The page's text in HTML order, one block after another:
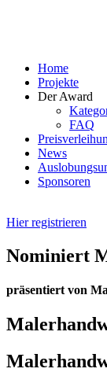
Home
Projekte
Der Award
FAQ
News
Sponsoren
Hier registrieren
Nominiert
präsentiert von